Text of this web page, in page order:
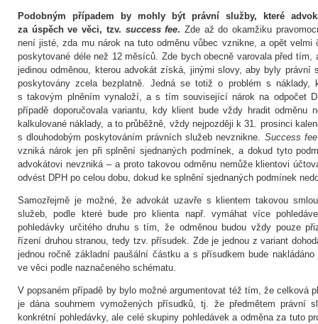
Podobným případem by mohly být právní služby, které
za úspěch ve věci, tzv. success fee. Zde až do okamžiku
není jisté, zda mu nárok na tuto odměnu vůbec vznikne, a opět velmi
poskytované déle než 12 měsíců. Zde bych obecně varovala před tím,
jedinou odměnou, kterou advokát získá, jinými slovy, aby byly právní
poskytovány zcela bezplatně. Jedná se totiž o problém s náklady,
s takovým plněním vynaloží, a s tím související nárok na odpočet
případě doporučovala variantu, kdy klient bude vždy hradit odměnu
kalkulované náklady, a to průběžně, vždy nejpozději k 31. prosinci
s dlouhodobým poskytováním právních služeb nevznikne. Success fee
vzniká nárok jen při splnění sjednaných podmínek, a dokud tyto
advokátovi nevzniká – a proto takovou odměnu nemůže klientovi
odvést DPH po celou dobu, dokud ke splnění sjednaných podmínek
Samozřejmě je možné, že advokát uzavře s klientem takovou
služeb, podle které bude pro klienta např. vymáhat více
pohledávky určitého druhu s tím, že odměnou budou vždy pouze
řízení druhou stranou, tedy tzv. přísudek. Zde je jednou z variant
jednou ročně základní paušální částku a s přísudkem bude
ve věci podle naznačeného schématu.
V popsaném případě by bylo možné argumentovat též tím, že celková
je dána souhrnem vymožených přísudků, tj. že předmětem právní
konkrétní pohledávky, ale celé skupiny pohledávek a odměna za tuto